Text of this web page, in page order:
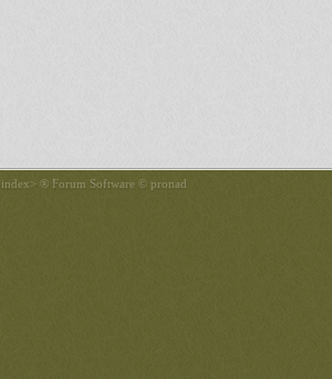
® Forum Software © pronad